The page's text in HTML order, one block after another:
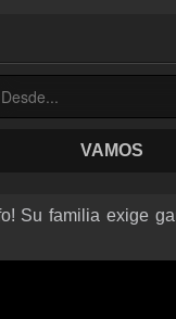
VAMOS
Su familia exige